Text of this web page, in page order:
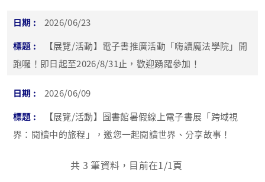
2026/06/23
【展覽/活動】電子書推廣活動「嗨讀魔法學院」開
跑囉！即日起至2026/8/31止，歡迎踴躍參加！
2026/06/09
【展覽/活動】圖書館暑假線上電子書展「跨域視
界：閱讀中的旅程」，邀您一起閱讀世界、分享故事！
共 3 筆資料，目前在1/1頁